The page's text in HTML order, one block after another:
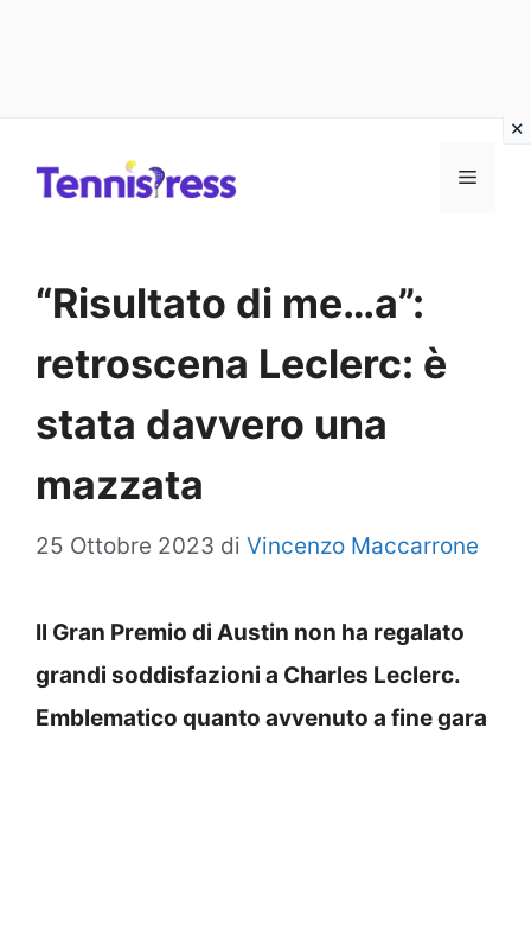
MENU
“Risultato di me…a”:
retroscena Leclerc: è
stata davvero una
mazzata
25 Ottobre 2023 di Vincenzo Maccarrone
Il Gran Premio di Austin non ha regalato
grandi soddisfazioni a Charles Leclerc.
Emblematico quanto avvenuto a fine gara